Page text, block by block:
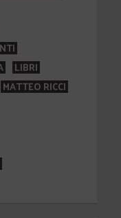
LIBRI
MATTEO RICCI